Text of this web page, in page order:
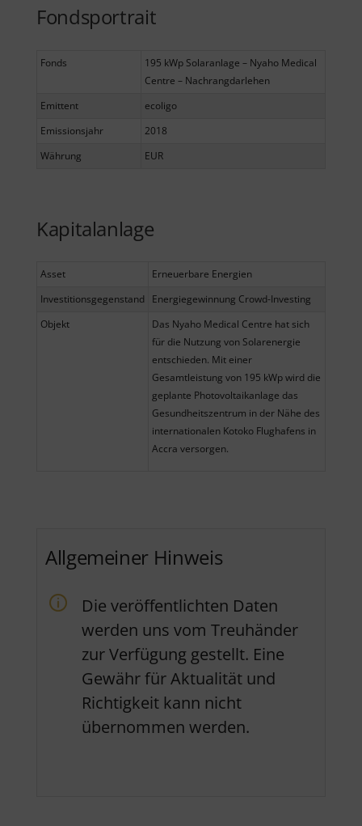
Fondsportrait
Fonds
195 kWp Solaranlage – Nyaho Medical
Centre – Nachrangdarlehen
Emittent
ecoligo
Emissionsjahr
2018
Währung
EUR
Kapitalanlage
Asset
Erneuerbare Energien
Investitionsgegenstand
Energiegewinnung Crowd-Investing
Objekt
Das Nyaho Medical Centre hat sich
für die Nutzung von Solarenergie
entschieden. Mit einer
Gesamtleistung von 195 kWp wird die
geplante Photovoltaikanlage das
Gesundheitszentrum in der Nähe des
internationalen Kotoko Flughafens in
Accra versorgen.
Allgemeiner Hinweis
Die veröffentlichten Daten
werden uns vom Treuhänder
zur Verfügung gestellt. Eine
Gewähr für Aktualität und
Richtigkeit kann nicht
übernommen werden.